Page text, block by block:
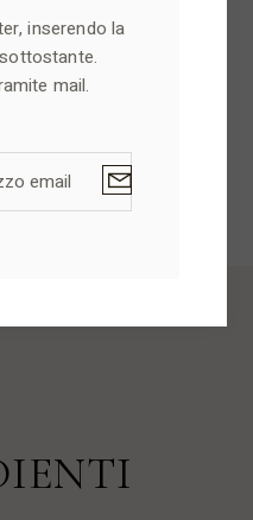
inserendo la
mail.